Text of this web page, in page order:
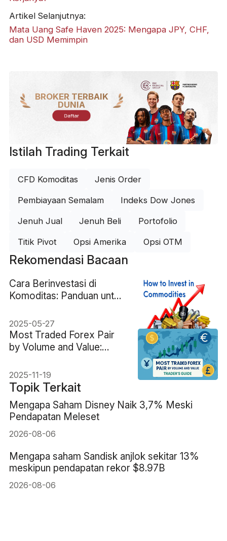
Artikel Selanjutnya:
Mata Uang Safe Haven 2025: Mengapa JPY, CHF,
dan USD Memimpin
BROKER TERBAIK
DUNIA
Daftar
Istilah Trading Terkait
CFD Komoditas Jenis Order
Pembiayaan Semalam Indeks Dow Jones
Jenuh Jual Jenuh Beli Portofolio
Titik Pivot Opsi Amerika Opsi OTM
Rekomendasi Bacaan
Cara Berinvestasi di
Komoditas: Panduan untuk
2025-05-27
Most Traded Forex Pair
by Volume and Value:
2025-11-19
Topik Terkait
Mengapa Saham Disney Naik 3,7% Meski
Pendapatan Meleset
2026-08-06
Mengapa saham Sandisk anjlok sekitar 13%
meskipun pendapatan rekor $8.97B
2026-08-06